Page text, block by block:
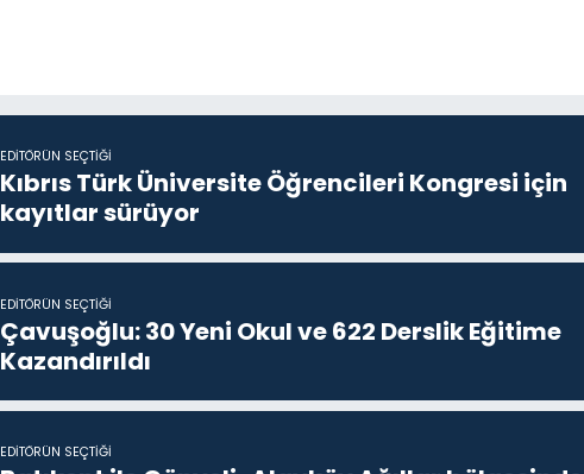
EDITÖRÜN SEÇTIĞI
Kıbrıs Türk Üniversite Öğrencileri Kongresi için
kayıtlar sürüyor
EDITÖRÜN SEÇTIĞI
Çavuşoğlu: 30 Yeni Okul ve 622 Derslik Eğitime
Kazandırıldı
EDITÖRÜN SEÇTIĞI